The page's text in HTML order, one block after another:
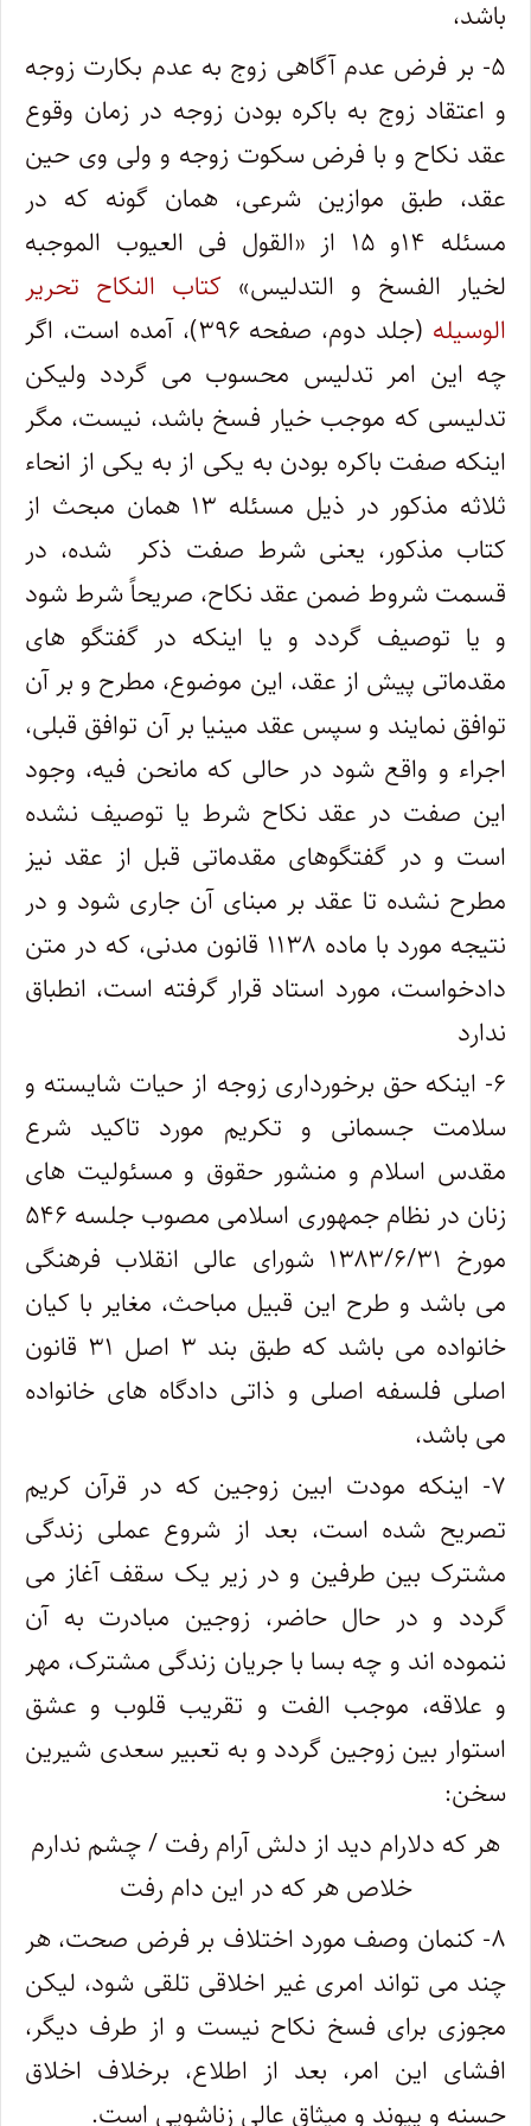
باشد،
۵- بر فرض عدم آگاهی زوج به عدم بکارت زوجه
و اعتقاد زوج به باکره بودن زوجه در زمان وقوع
عقد نکاح و با فرض سکوت زوجه و ولی وی حین
عقد، طبق موازین شرعی، همان گونه که در
مسئله ۱۴و ۱۵ از «القول فی العیوب الموجبه
لخیار الفسخ و التدلیس» کتاب النکاح تحریر
الوسیله
(جلد دوم، صفحه ۳۹۶)، آمده است، اگر
چه این امر تدلیس محسوب می گردد ولیکن
تدلیسی که موجب خیار فسخ باشد، نیست، مگر
اینکه صفت باکره بودن به یکی از به یکی از انحاء
ثلاثه مذکور در ذیل مسئله ۱۳ همان مبحث از
کتاب مذکور، یعنی شرط صفت ذکر شده، در
قسمت شروط ضمن عقد نکاح، صریحاً شرط شود
و یا توصیف گردد و یا اینکه در گفتگو های
مقدماتی پیش از عقد، این موضوع، مطرح و بر آن
توافق نمایند و سپس عقد مینیا بر آن توافق قبلی،
اجراء و واقع شود در حالی که مانحن فیه، وجود
این صفت در عقد نکاح شرط یا توصیف نشده
است و در گفتگوهای مقدماتی قبل از عقد نیز
مطرح نشده تا عقد بر مبنای آن جاری شود و در
نتیجه مورد با ماده ۱۱۳۸ قانون مدنی، که در متن
دادخواست، مورد استاد قرار گرفته است، انطباق
ندارد
۶- اینکه حق برخورداری زوجه از حیات شایسته و
سلامت جسمانی و تکریم مورد تاکید شرع
مقدس اسلام و منشور حقوق و مسئولیت های
زنان در نظام جمهوری اسلامی مصوب جلسه ۵۴۶
مورخ ۱۳۸۳/۶/۳۱ شورای عالی انقلاب فرهنگی
می باشد و طرح این قبیل مباحث، مغایر با کیان
خانواده می باشد که طبق بند ۳ اصل ۳۱ قانون
اصلی فلسفه اصلی و ذاتی دادگاه های خانواده
می باشد،
۷- اینکه مودت ابین زوجین که در قرآن کریم
تصریح شده است، بعد از شروع عملی زندگی
مشترک بین طرفین و در زیر یک سقف آغاز می
گردد و در حال حاضر، زوجین مبادرت به آن
ننموده اند و چه بسا با جریان زندگی مشترک، مهر
و علاقه، موجب الفت و تقریب قلوب و عشق
استوار بین زوجین گردد و به تعبیر سعدی شیرین
سخن:
هر که دلارام دید از دلش آرام رفت / چشم ندارم
خلاص هر که در این دام رفت
۸- کنمان وصف مورد اختلاف بر فرض صحت، هر
چند می تواند امری غیر اخلاقی تلقی شود، لیکن
مجوزی برای فسخ نکاح نیست و از طرف دیگر،
افشای این امر، بعد از اطلاع، برخلاف اخلاق
حسنه و پیوند و میثاق عالی زناشویی است.